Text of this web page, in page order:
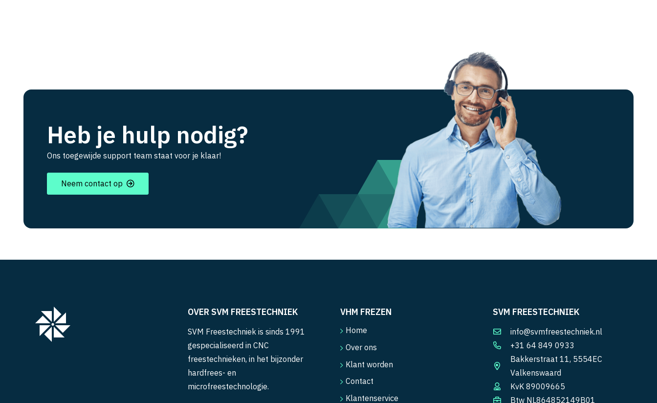
Heb je hulp nodig?
Ons toegewijde support team staat voor je klaar!
Neem contact op
OVER SVM FREESTECHNIEK
SVM Freestechniek is sinds 1991
gespecialiseerd in CNC
freestechnieken, in het bijzonder
hardfrees- en
microfreestechnologie.
VHM FREZEN
Home
Over ons
Klant worden
Contact
Klantenservice
SVM FREESTECHNIEK
info@svmfreestechniek.nl
+31 64 849 0933
Bakkerstraat 11, 5554EC
Valkenswaard
KvK 89009665
Btw NL864852149B01